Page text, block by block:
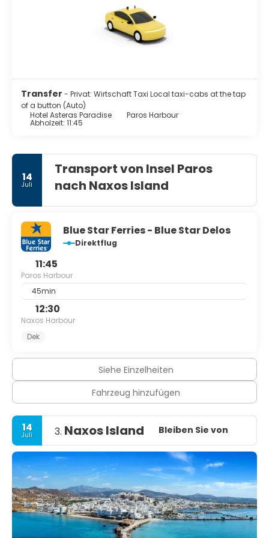
Transfer - Privat: Wirtschaft Taxi Local taxi-cabs at the tap
of a button (Auto)
Hotel Asteras Paradise
Paros Harbour
Abholzeit: 11:45
14
Juli
Transport von Insel Paros
nach Naxos Island
Blue Star Ferries - Blue Star Delos
Direktflug
11:45
Paros Harbour
45min
12:30
Naxos Harbour
Dek
Siehe Einzelheiten
Fahrzeug hinzufügen
14
Juli 3. Naxos Island Bleiben Sie von